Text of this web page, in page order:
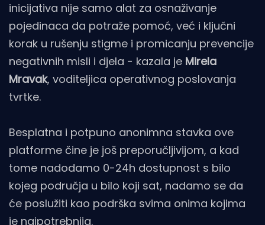
inicijativa nije samo alat za osnaživanje
pojedinaca da potraže pomoć, već i ključni
korak u rušenju stigme i promicanju prevencije
negativnih misli i djela - kazala je Mirela
Mravak, voditeljica operativnog poslovanja
tvrtke.
Besplatna i potpuno anonimna stavka ove
platforme čine je još preporučljivijom, a kad
tome nadodamo 0-24h dostupnost s bilo
kojeg područja u bilo koji sat, nadamo se da
će poslužiti kao podrška svima onima kojima
je najpotrebnija.